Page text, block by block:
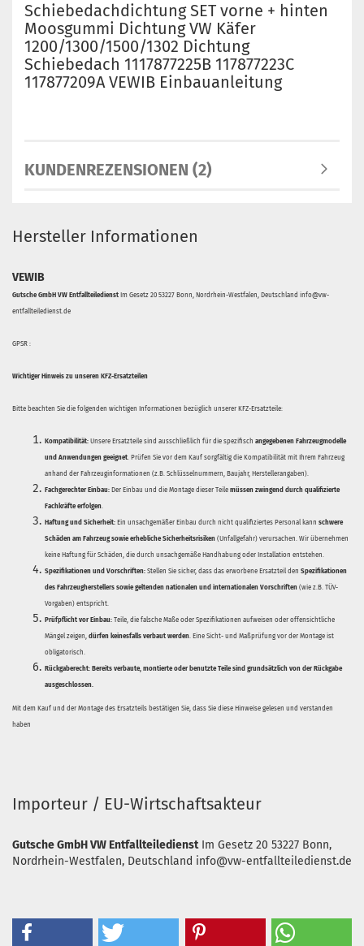
Schiebedachdichtung SET vorne + hinten
Moosgummi Dichtung VW Käfer
1200/1300/1500/1302 Dichtung
Schiebedach 1117877225B 117877223C
117877209A VEWIB Einbauanleitung
KUNDENREZENSIONEN (2)
Hersteller Informationen
VEWIB
Gutsche GmbH VW Entfallteiledienst Im Gesetz 20 53227 Bonn, Nordrhein-Westfalen, Deutschland info@vw-
entfallteiledienst.de
GPSR :
Wichtiger Hinweis zu unseren KFZ-Ersatzteilen
Bitte beachten Sie die folgenden wichtigen Informationen bezüglich unserer KFZ-Ersatzteile:
Kompatibilität: Unsere Ersatzteile sind ausschließlich für die spezifisch angegebenen Fahrzeugmodelle
und Anwendungen geeignet. Prüfen Sie vor dem Kauf sorgfältig die Kompatibilität mit Ihrem Fahrzeug
anhand der Fahrzeuginformationen (z.B. Schlüsselnummern, Baujahr, Herstellerangaben).
Fachgerechter Einbau: Der Einbau und die Montage dieser Teile müssen zwingend durch qualifizierte
Fachkräfte erfolgen.
Haftung und Sicherheit: Ein unsachgemäßer Einbau durch nicht qualifiziertes Personal kann schwere
Schäden am Fahrzeug sowie erhebliche Sicherheitsrisiken (Unfallgefahr) verursachen. Wir übernehmen
keine Haftung für Schäden, die durch unsachgemäße Handhabung oder Installation entstehen.
Spezifikationen und Vorschriften: Stellen Sie sicher, dass das erworbene Ersatzteil den Spezifikationen
des Fahrzeugherstellers sowie geltenden nationalen und internationalen Vorschriften (wie z.B. TÜV-
Vorgaben) entspricht.
Prüfpflicht vor Einbau: Teile, die falsche Maße oder Spezifikationen aufweisen oder offensichtliche
Mängel zeigen, dürfen keinesfalls verbaut werden. Eine Sicht- und Maßprüfung vor der Montage ist
obligatorisch.
Rückgaberecht: Bereits verbaute, montierte oder benutzte Teile sind grundsätzlich von der Rückgabe
ausgeschlossen.
Mit dem Kauf und der Montage des Ersatzteils bestätigen Sie, dass Sie diese Hinweise gelesen und verstanden
haben
Importeur / EU-Wirtschaftsakteur
Gutsche GmbH VW Entfallteiledienst Im Gesetz 20 53227 Bonn,
Nordrhein-Westfalen, Deutschland info@vw-entfallteiledienst.de